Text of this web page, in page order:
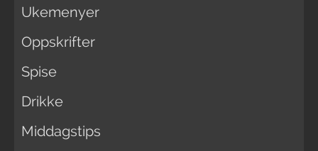
Ukemenyer
Oppskrifter
Spise
Drikke
Middagstips